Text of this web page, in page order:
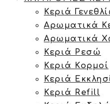
Κεριά
Αρωματικά
Αρωματικά
Κεριά Ρεσώ
Κεριά Κορμοί
Κεριά
Κεριά Refill